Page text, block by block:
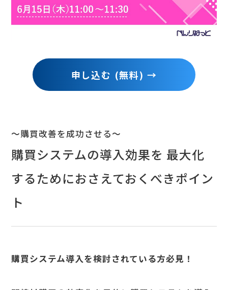
申し込む (無料) →
～購買改善を成功させる～
購買システムの導入効果を 最大化
するためにおさえておくべきポイン
ト
購買システム導入を検討されている方必見！